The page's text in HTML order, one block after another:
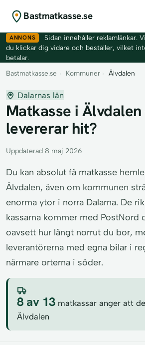
Bastmatkasse.se
ANNONS
Sidan innehåller reklamlänkar.
du klickar dig vidare och beställer, vilket
betalar.
Bastmatkasse.se › Kommuner › Älvdalen
Dalarnas län
Matkasse i Älvdalen
levererar hit?
Uppdaterad 8 maj 2026
Du kan absolut få matkasse
Älvdalen, även om kommunen
enorma ytor i norra Dalarna. De
kassarna kommer med PostNord
oavsett hur långt norrut du bor,
leverantörerna med egna bilar i
närmare orterna i söder.
8 av 13 matkassar anger att
Älvdalen